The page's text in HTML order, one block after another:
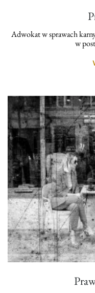
Adwokat w sprawach
w